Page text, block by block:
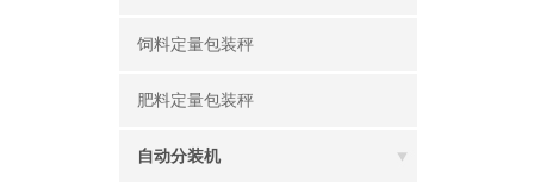
饲料定量包装秤
肥料定量包装秤
自动分装机